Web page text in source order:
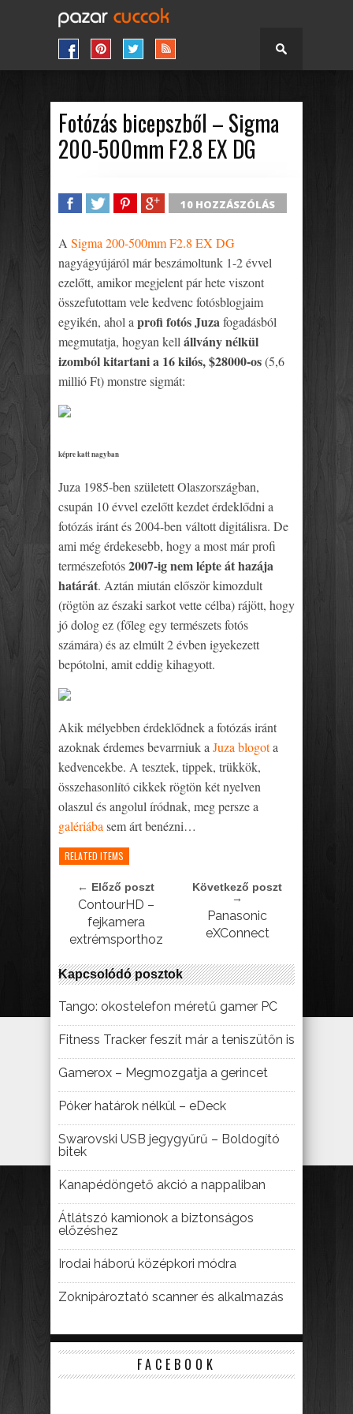
Fotózás bicepszből – Sigma
200-500mm F2.8 EX DG
10 HOZZÁSZÓLÁS
A Sigma 200-500mm F2.8 EX DG
nagyágyújáról már beszámoltunk 1-2 évvel
ezelőtt, amikor megjelent pár hete viszont
összefutottam vele kedvenc fotósblogjaim
egyikén, ahol a profi fotós Juzafogadásból
megmutatja, hogyan kell állvány nélkül
izomból kitartani a 16 kilós, $28000-os(5,6
millió Ft) monstre sigmát:
képre katt nagyban
Juza 1985-ben született Olaszországban,
csupán 10 évvel ezelőtt kezdet érdeklődni a
fotózás iránt és 2004-ben váltott digitálisra. De
ami még érdekesebb, hogy a most már profi
természefotós2007-ig nem lépte át hazája
határát. Aztán miután először kimozdult
(rögtön az északi sarkot vette célba) rájött, hogy
jó dolog ez (főleg egy természets fotós
számára) és az elmúlt 2 évben igyekezett
bepótolni, amit eddig kihagyott.
Akik mélyebben érdeklődnek a fotózás iránt
azoknak érdemes bevarrniuk a Juza blogota
kedvencekbe. A tesztek, tippek, trükkök,
összehasonlító cikkek rögtön két nyelven
olaszul és angolul íródnak, meg persze a
galériába sem árt benézni…
RELATED ITEMS
← Előző poszt
ContourHD –
fejkamera
extrémsporthoz
Következő poszt
→
Panasonic
eXConnect
Kapcsolódó posztok
Tango: okostelefon méretű gamer PC
Fitness Tracker feszít már a teniszütőn is
Gamerox – Megmozgatja a gerincet
Póker határok nélkül – eDeck
Swarovski USB jegygyűrű – Boldogító
bitek
Kanapédöngető akció a nappaliban
Átlátszó kamionok a biztonságos
előzéshez
Irodai háború középkori módra
Zoknipároztató scanner és alkalmazás
FACEBOOK